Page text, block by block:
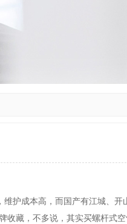
护成本高，而国产有江城、开
藏，不多说，其实买螺杆式空